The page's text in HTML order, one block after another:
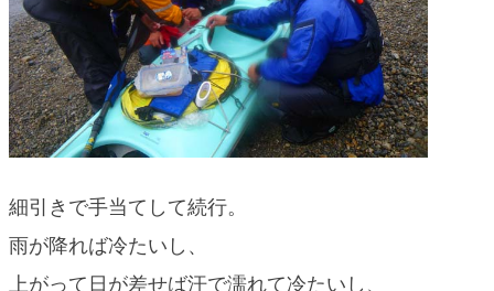
細引きで手当てして続行。
雨が降れば冷たいし、
上がって日が差せば汗で濡れて冷たいし、